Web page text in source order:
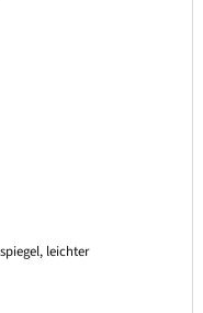
leichter